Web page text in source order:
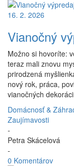
16. 2. 2026
Vianočný
Možno si hovoríte:
teraz mali znovu
prirodzená
nový rok, práca,
vianočných
Domácnosť &
Zaujímavosti
-
Petra Skácelová
-
0 Komentárov